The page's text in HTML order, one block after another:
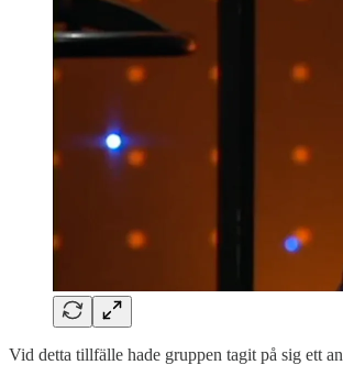
Vid detta tillfälle hade gruppen tagit på sig ett